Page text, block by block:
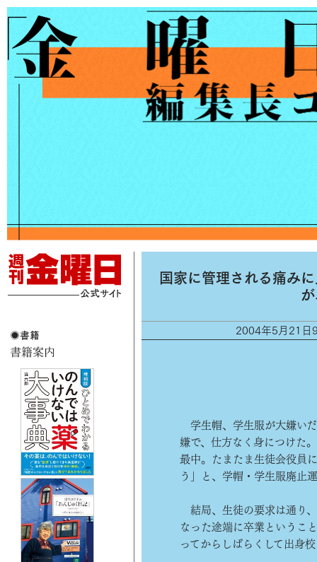
国家に管理される痛み
2004年5月21日
学生帽、学生服が大嫌い
嫌で、仕方なく身につけた
最中。たまたま生徒会役員
う」と、学帽・学生服廃止
結局、生徒の要求は通り
なった途端に卒業というこ
ってからしばらくして出身